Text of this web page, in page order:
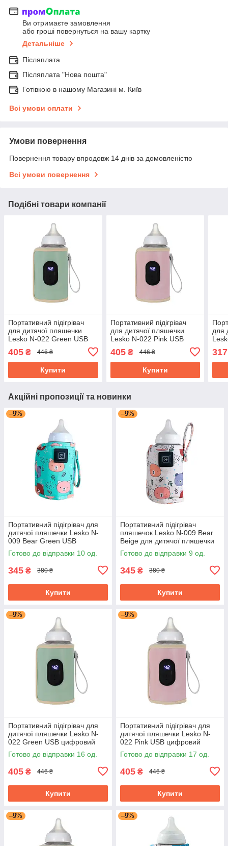
Ви отримаєте замовлення
або гроші повернуться на вашу картку
Детальніше
Післяплата
Післяплата "Нова пошта"
Готівкою в нашому Магазині м. Київ
Всі умови оплати
Умови повернення
Повернення товару впродовж 14 днів за домовленістю
Всі умови повернення
Подібні товари компанії
Портативний підігрівач
для дитячої пляшечки
Lesko N-022 Green USB
405 ₴ 446 ₴
Купити
Портативний підігрівач
для дитячої пляшечки
Lesko N-022 Pink USB
405₴ 446 ₴
Купити
для
317
Акційні пропозиції та новинки
–9%
Портативний підігрівач для
дитячої пляшечки Lesko N-
009 Bear Green USB
цифровий дисплей
Готово до відправки 10 од.
345 ₴ 380 ₴
Купити
–9%
Портативний підігрівач
пляшечок Lesko N-009 Bear
Beige для дитячої пляшечки
USB цифровий дисплей
Готово до відправки 9 од.
345 ₴ 380 ₴
Купити
–9%
Портативний підігрівач для
дитячої пляшечки Lesko N-
022 Green USB цифровий
дисплей
Готово до відправки 16 од.
405 ₴ 446 ₴
Купити
–9%
Портативний підігрівач для
дитячої пляшечки Lesko N-
022 Pink USB цифровий
дисплей
Готово до відправки 17 од.
405 ₴ 446 ₴
Купити
–9% –9%